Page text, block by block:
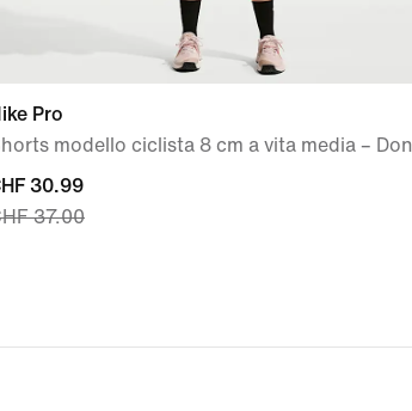
Pro
modello ciclista 8 cm a vita media –
30.99
37.00